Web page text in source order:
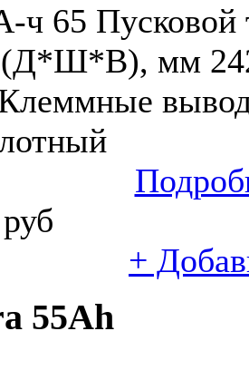
ч 65
(Д*Ш*В), мм
руб
+
55Ah